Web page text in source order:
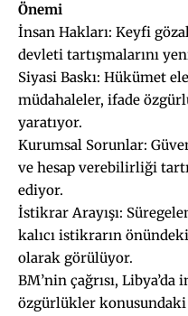
Önemi
İnsan Hakları: Keyfi
devleti tartışmalarını
Siyasi Baskı: Hükümet
müdahaleler, ifade
yaratıyor.
Kurumsal Sorunlar:
ve hesap verebilirliği
ediyor.
İstikrar Arayışı:
kalıcı istikrarın
olarak görülüyor.
BM’nin çağrısı,
özgürlükler konusundaki